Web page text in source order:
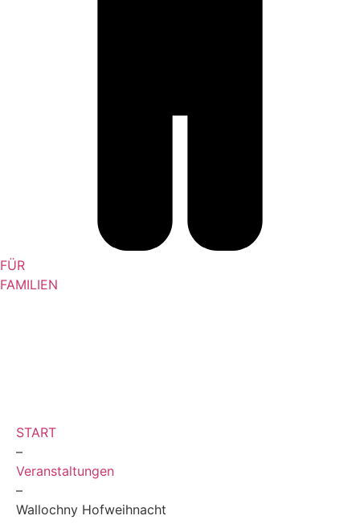
FÜR
FAMILIEN
START
–
Veranstaltungen
–
Wallochny Hofweihnacht